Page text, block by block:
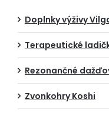
Doplnky výživy
Terapeutické
Rezonančné
Zvonkohry Koshi